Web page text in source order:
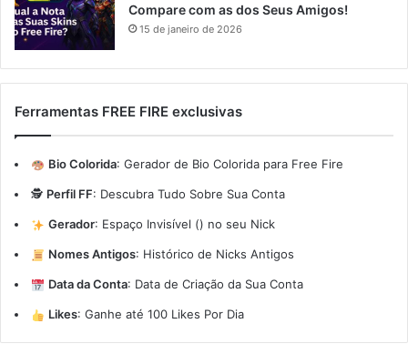
Compare com as dos Seus Amigos!
15 de janeiro de 2026
Ferramentas FREE FIRE exclusivas
Bio Colorida: Gerador de Bio Colorida para Free Fire
🕵️ Perfil FF: Descubra Tudo Sobre Sua Conta
Gerador: Espaço Invisível (ㅤ) no seu Nick
Nomes Antigos: Histórico de Nicks Antigos
Data da Conta: Data de Criação da Sua Conta
Likes: Ganhe até 100 Likes Por Dia